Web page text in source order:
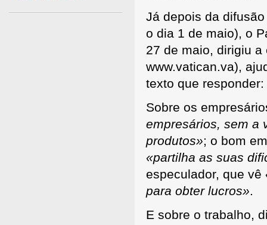
Já depois da
o dia 1 de maio), o
27 de maio, dirigiu
www.vatican.va),
texto que
Sobre os
empresários, sem a
produtos»; o bom
«partilha as suas
especulador, que vê
para obter lucros».
E sobre o trabalho,